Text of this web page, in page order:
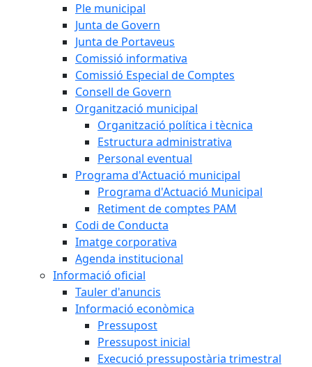
Ple municipal
Junta de Govern
Junta de Portaveus
Comissió informativa
Comissió Especial de Comptes
Consell de Govern
Organització municipal
Organització política i tècnica
Estructura administrativa
Personal eventual
Programa d'Actuació municipal
Programa d'Actuació Municipal
Retiment de comptes PAM
Codi de Conducta
Imatge corporativa
Agenda institucional
Informació oficial
Tauler d'anuncis
Informació econòmica
Pressupost
Pressupost inicial
Execució pressupostària trimestral